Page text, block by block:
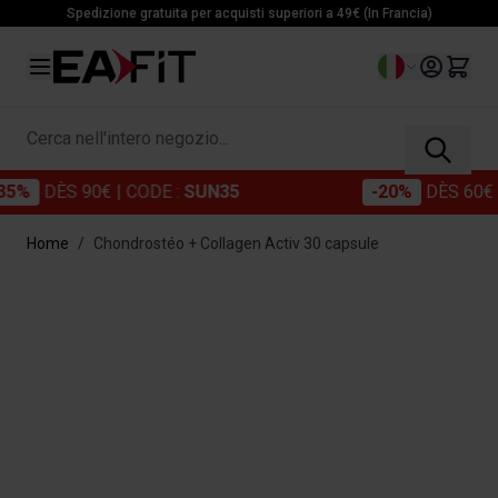
Salta al contenutoSpedizione gratuita per acquisti superiori a 49€ (In Francia)
Lingua
Cerca nell'intero negozio...
DÈS 90€| CODE :SUN35 -20% DÈS 60€|
Home / Chondrostéo + Collagen Activ 30 capsule